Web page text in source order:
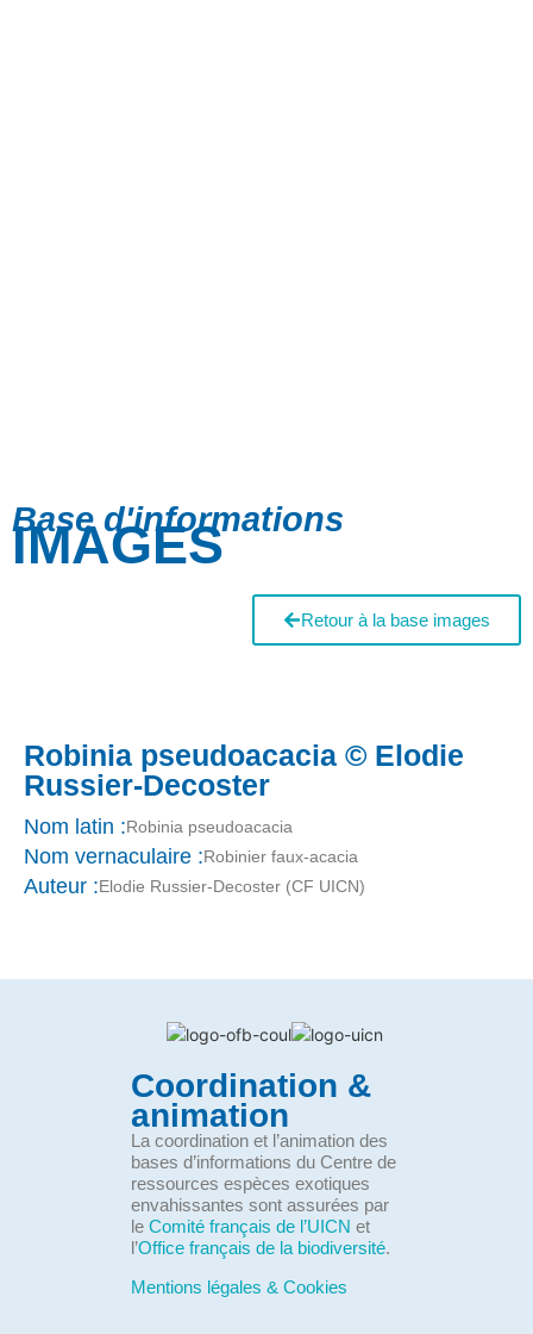
Base d'informations
IMAGES
Retour à la base images
Robinia pseudoacacia © Elodie
Russier-Decoster
Nom latin :Robinia pseudoacacia
Nom vernaculaire :Robinier faux-acacia
Auteur :Elodie Russier-Decoster (CF UICN)
Coordination &
animation
La coordination et l’animation des
bases d’informations du Centre de
ressources espèces exotiques
envahissantes sont assurées par
le Comité français de l’UICN et
l’Office français de la biodiversité.
Mentions légales & Cookies